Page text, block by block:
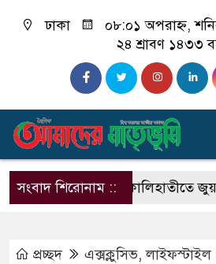
ঢাকা
০৮:০১ অপরাহ্ন,
২৪ শ্রাবণ ১৪৩৩
সংবাদ শিরোনাম ::
খানম কালিহাতীতে জুয়া
প্রচ্ছদ এক্সক্লুসিভ,লাইফস্টাইল